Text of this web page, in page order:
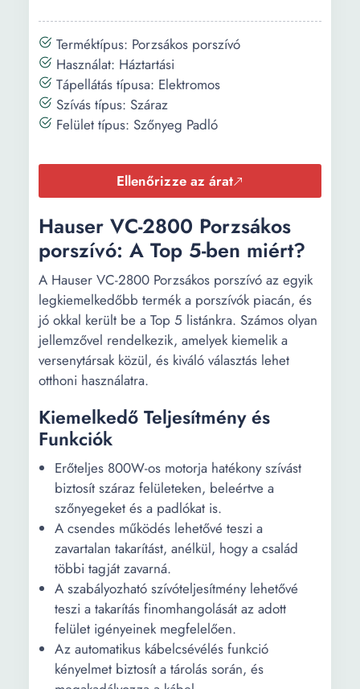
Terméktípus: Porzsákos porszívó
Használat: Háztartási
Tápellátás típusa: Elektromos
Szívás típus: Száraz
Felület típus: Szőnyeg Padló
Ellenőrizze az árat
Hauser VC-2800 Porzsákos
porszívó: A Top 5-ben miért?
A Hauser VC-2800 Porzsákos porszívó az egyik
legkiemelkedőbb termék a porszívók piacán, és
jó okkal került be a Top 5 listánkra. Számos olyan
jellemzővel rendelkezik, amelyek kiemelik a
versenytársak közül, és kiváló választás lehet
otthoni használatra.
Kiemelkedő Teljesítmény és
Funkciók
Erőteljes 800W-os motorja hatékony szívást
biztosít száraz felületeken, beleértve a
szőnyegeket és a padlókat is.
A csendes működés lehetővé teszi a
zavartalan takarítást, anélkül, hogy a család
többi tagját zavarná.
A szabályozható szívóteljesítmény lehetővé
teszi a takarítás finomhangolását az adott
felület igényeinek megfelelően.
Az automatikus kábelcsévélés funkció
kényelmet biztosít a tárolás során, és